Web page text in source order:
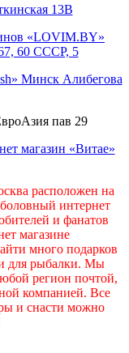
13В
«LOVIM.BY»
60 СССР, 5
Минск Алибегова
пав 29
магазин «Витае»
расположен на
интернет
и фанатов
магазине
много подарков
для рыбалки. Мы
регион почтой,
компанией. Все
и снасти можно